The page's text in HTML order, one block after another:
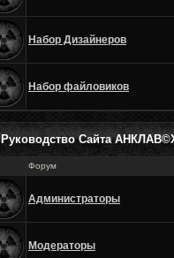
Набор Дизайнеров
Набор файловиков
Руководство Сайта
Форум
Администраторы
Модераторы